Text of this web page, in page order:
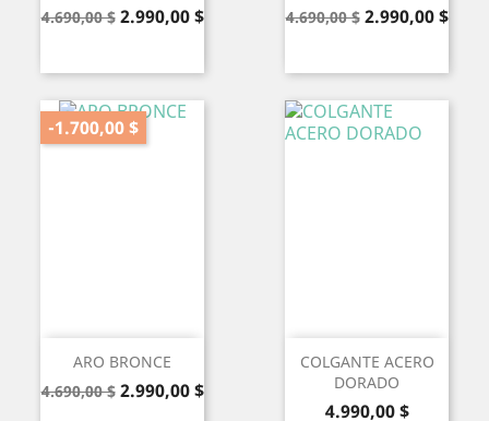
Precio
4.690,00 $ Precio
2.990,00 $
Precio
4.690,00 $ Precio
2.990,00 $
ARO BRONCE
Precio
4.690,00 $ Precio
2.990,00 $
-1.700,00 $
COLGANTE ACERO
DORADO
Precio
4.990,00 $